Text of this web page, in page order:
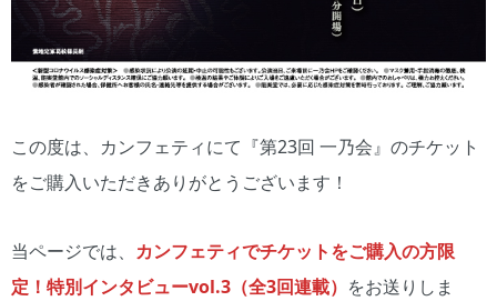
この度は、カンフェティにて『第23回 一乃会』のチケット
をご購入いただきありがとうございます！
当ページでは、 カンフェティでチケットをご購入の方限
定！特別インタビューvol.3（全3回連載） をお送りしま